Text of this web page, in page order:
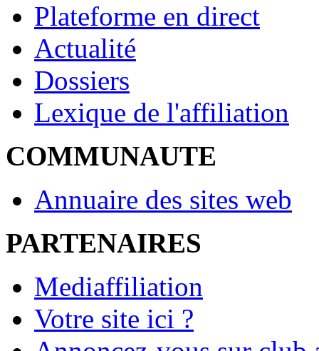
Plateforme en direct
Actualité
Dossiers
Lexique de l'affiliation
COMMUNAUTE
Annuaire des sites web
PARTENAIRES
Mediaffiliation
Votre site ici ?